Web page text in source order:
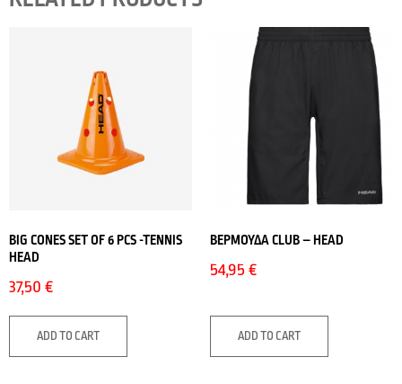
BIG CONES SET OF 6 PCS -TENNIS
HEAD
37,50€
ADD TO CART
ΒΕΡΜΟΥΔΑ CLUB – HEAD
54,95€
ADD TO CART